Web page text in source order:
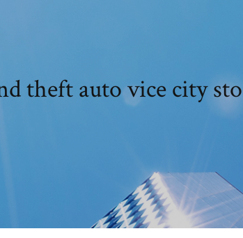
theft auto vice city